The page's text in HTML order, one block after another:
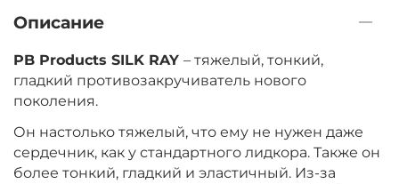
‍2 035‍ ₽
Цвет:
Тест:
65.00 lb
Описание
PB Products SILK RAY – тяжелый, тонкий,
гладкий противозакручиватель нового
поколения.
Он настолько тяжелый, что ему не нужен даже
сердечник, как у стандартного лидкора. Также он
более тонкий, гладкий и эластичный. Из-за